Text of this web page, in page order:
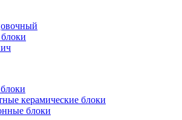
керамические блоки
блоки